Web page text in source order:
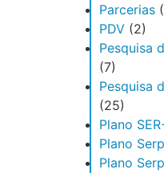
Parcerias
PDV (2)
Pesquisa
(7)
Pesquisa
(25)
Plano
Plano
Plano